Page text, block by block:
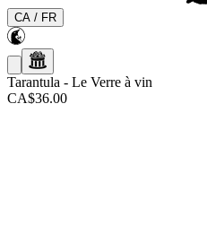
CA / FR
Tarantula - Le Verre à vin
CA$36.00